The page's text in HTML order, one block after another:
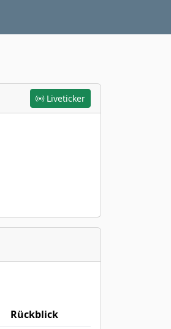
Liveticker
Rückblick